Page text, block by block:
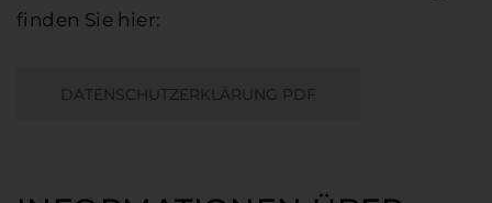
finden Sie hier:
DATENSCHUTZERKLÄRUNG PDF